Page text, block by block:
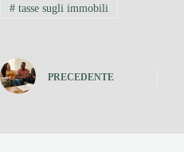
#tasse sugli immobili
PRECEDENTE